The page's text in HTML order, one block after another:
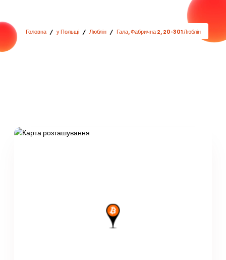
Головна / у Польщі / Люблін / Гала, Фабрична 2, 20-301 Люблін